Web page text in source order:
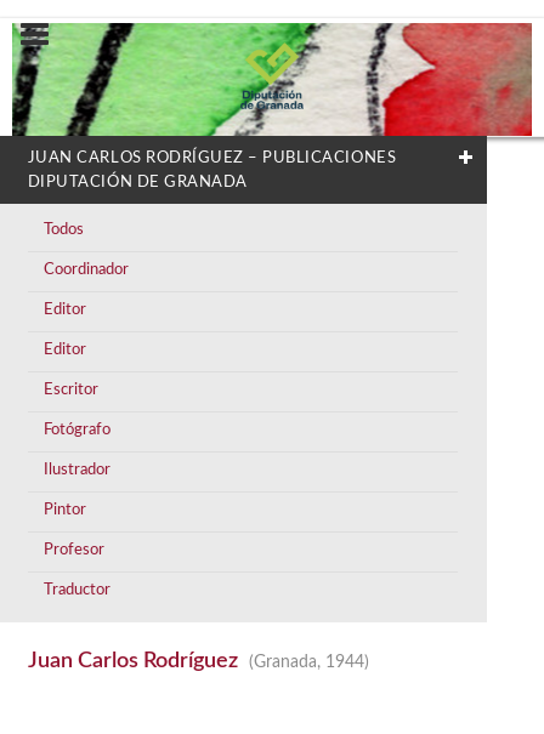
JUAN CARLOS RODRÍGUEZ – PUBLICACIONES
DIPUTACIÓN DE GRANADA
Todos
Coordinador
Editor
Editor
Escritor
Fotógrafo
Ilustrador
Pintor
Profesor
Traductor
Juan Carlos Rodríguez (Granada, 1944)